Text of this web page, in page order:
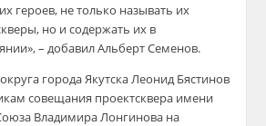
их героев, не только называть их
но и содержать их в
– добавил Альберт Семенов.
округа города Якутска Леонид Бястинов
совещания проектсквера имени
Владимира Лонгинова на